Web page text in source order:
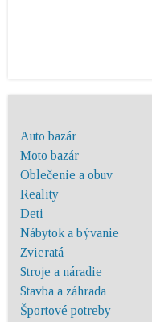
Auto bazár
Moto bazár
Oblečenie a obuv
Reality
Deti
Nábytok a bývanie
Zvieratá
Stroje a náradie
Stavba a záhrada
Športové potreby